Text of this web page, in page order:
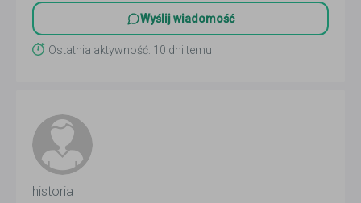
Wyślij wiadomość
Ostatnia aktywność: 10 dni temu
historia